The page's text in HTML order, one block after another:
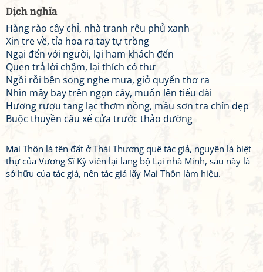
Dịch nghĩa
Hàng rào cây chỉ, nhà tranh rêu phủ xanh
Xin tre về, tỉa hoa ra tay tự trồng
Ngại đến với người, lại ham khách đến
Quen trả lời chậm, lại thích có thư
Ngồi rỗi bên song nghe mưa, giở quyển thơ ra
Nhìn mây bay trên ngọn cây, muốn lên tiếu đài
Hương rượu tang lạc thơm nồng, mầu sơn tra chín đẹp
Buộc thuyền câu xế cửa trước thảo đường
Mai Thôn là tên đất ở Thái Thương quê tác giả, nguyên là biệt
thự của Vương Sĩ Kỳ viên lại lang bộ Lại nhà Minh, sau này là
sở hữu của tác giả, nên tác giả lấy Mai Thôn làm hiệu.